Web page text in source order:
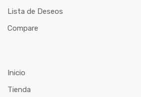
Lista de Deseos
Compare
Inicio
Tienda